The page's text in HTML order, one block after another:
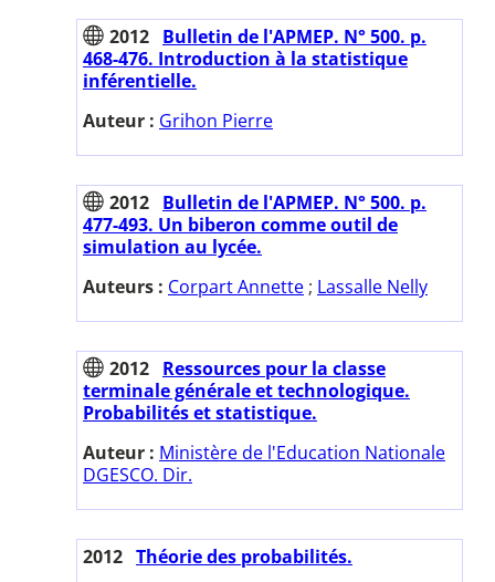
2012 Bulletin de l'APMEP. N° 500. p.
468-476. Introduction à la statistique
inférentielle.
Auteur : Grihon Pierre
2012 Bulletin de l'APMEP. N° 500. p.
477-493. Un biberon comme outil de
simulation au lycée.
Auteurs : Corpart Annette ; Lassalle Nelly
2012 Ressources pour la classe
terminale générale et technologique.
Probabilités et statistique.
Auteur : Ministère de l'Education Nationale
DGESCO. Dir.
2012 Théorie des probabilités.